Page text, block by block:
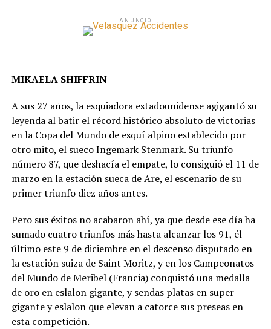
ANUNCIO
MIKAELA SHIFFRIN
A sus 27 años, la esquiadora estadounidense agigantó su
leyenda al batir el récord histórico absoluto de victorias
en la Copa del Mundo de esquí alpino establecido por
otro mito, el sueco Ingemark Stenmark. Su triunfo
número 87, que deshacía el empate, lo consiguió el 11 de
marzo en la estación sueca de Are, el escenario de su
primer triunfo diez años antes.
Pero sus éxitos no acabaron ahí, ya que desde ese día ha
sumado cuatro triunfos más hasta alcanzar los 91, él
último este 9 de diciembre en el descenso disputado en
la estación suiza de Saint Moritz, y en los Campeonatos
del Mundo de Meribel (Francia) conquistó una medalla
de oro en eslalon gigante, y sendas platas en super
gigante y eslalon que elevan a catorce sus preseas en
esta competición.